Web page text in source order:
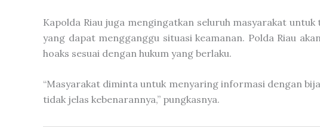
Kapolda Riau juga mengingatkan seluruh masyarakat
yang dapat mengganggu situasi keamanan. Polda Riau
hoaks sesuai dengan hukum yang berlaku.
“Masyarakat diminta untuk menyaring informasi dengan
tidak jelas kebenarannya,” pungkasnya.